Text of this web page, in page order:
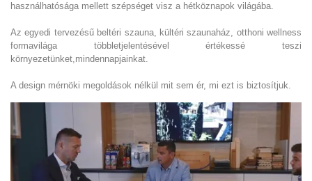
használhatósága mellett szépséget visz a hétköznapok világába.
Az egyedi tervezésű beltéri szauna, kültéri szaunaház, otthoni wellness
formavilága többletjelentésével értékessé teszi
környezetünket,mindennapjainkat.
A design mérnöki megoldások nélkül mit sem ér, mi ezt is biztosítjuk.